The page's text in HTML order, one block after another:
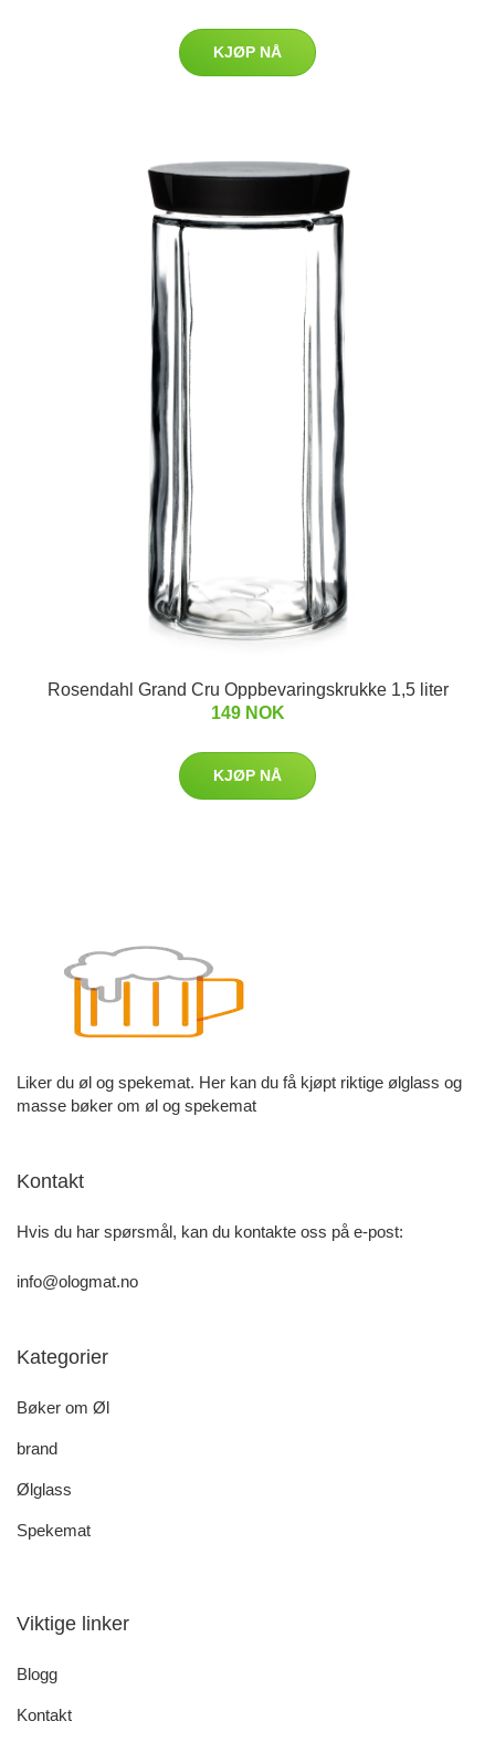
KJØP NÅ
Rosendahl Grand Cru Oppbevaringskrukke 1,5 liter
149 NOK
KJØP NÅ
Liker du øl og spekemat. Her kan du få kjøpt riktige ølglass og
masse bøker om øl og spekemat
Kontakt
Hvis du har spørsmål, kan du kontakte oss på e-post:
info@ologmat.no
Kategorier
Bøker om Øl
brand
Ølglass
Spekemat
Viktige linker
Blogg
Kontakt